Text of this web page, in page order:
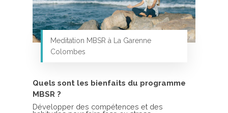
Meditation MBSR à La Garenne
Colombes
Quels sont les bienfaits du programme
MBSR ?
Développer des compétences et des